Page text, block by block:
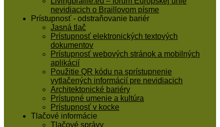
nevidiacich o Braillovom písme
Prístupnosť - odstraňovanie bariér
Jasná tlač
Prístupnosť elektronických textových
dokumentov
Prístupnosť webových stránok a mobilných
aplikácií
Použitie QR kódu na sprístupnenie
vytlačených informácií pre nevidiacich
Architektonické bariéry
Prístupné umenie a kultúra
Prístupnosť v kocke
Tlačové informácie
Tlačové správy